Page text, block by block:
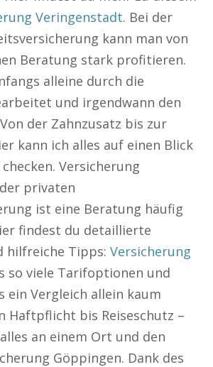
Veringenstadt. Bei der
kann man von
Beratung stark profitieren.
alleine durch die
und irgendwann den
der Zahnzusatz bis zur
kann ich alles auf einen Blick
Versicherung
privaten
ist eine Beratung häufig
findest du detaillierte
hilfreiche Tipps: Versicherung
so viele Tarifoptionen und
ein Vergleich allein kaum
Haftpflicht bis Reiseschutz –
an einem Ort und den
Göppingen. Dank des